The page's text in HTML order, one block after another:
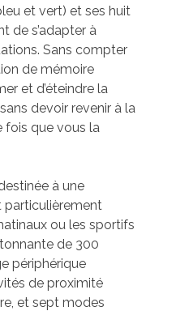
et vert) et ses huit
de s’adapter à
Sans compter
de mémoire
et d’éteindre la
devoir revenir à la
fois que vous la
à une
ou les sportifs
de 300
périphérique
de proximité
et sept modes